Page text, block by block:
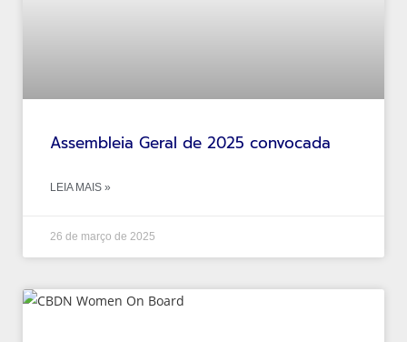
Assembleia Geral de 2025 convocada
LEIA MAIS »
26 de março de 2025